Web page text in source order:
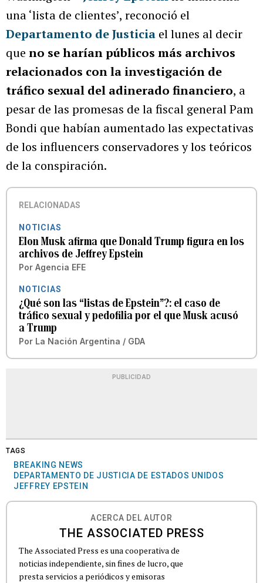
una ‘lista de clientes’, reconoció el
Departamento de Justicia el lunes al decir
que no se harían públicos más archivos
relacionados con la investigación de
tráfico sexual del adinerado financiero, a
pesar de las promesas de la fiscal general Pam
Bondi que habían aumentado las expectativas
de los influencers conservadores y los teóricos
de la conspiración.
RELACIONADAS
NOTICIAS
Elon Musk afirma que Donald Trump figura en los
archivos de Jeffrey Epstein
Por Agencia EFE
NOTICIAS
¿Qué son las “listas de Epstein”?: el caso de
tráfico sexual y pedofilia por el que Musk acusó
a Trump
Por La Nación Argentina / GDA
PUBLICIDAD
TAGS
BREAKING NEWS
DEPARTAMENTO DE JUSTICIA DE ESTADOS UNIDOS
JEFFREY EPSTEIN
ACERCA DEL AUTOR
THE ASSOCIATED PRESS
The Associated Press es una cooperativa de
noticias independiente, sin fines de lucro, que
presta servicios a periódicos y emisoras